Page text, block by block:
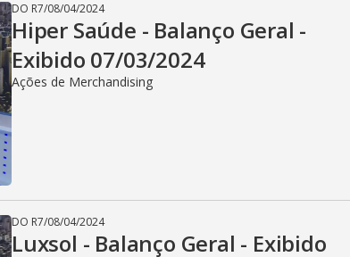
DO R7/08/04/2024
Hiper Saúde - Balanço Geral -
Exibido 07/03/2024
Ações de Merchandising
DO R7/08/04/2024
Luxsol - Balanço Geral - Exibido